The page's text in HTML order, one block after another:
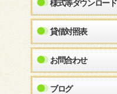
様式等ダウンロード
貸借対照表
お問合わせ
ブログ